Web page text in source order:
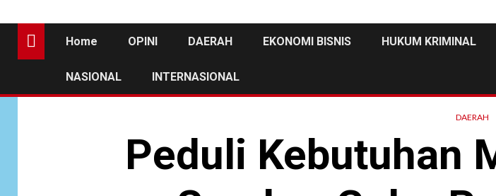
Home OPINI DAERAH EKONOMI BISNIS HUKUM KRIMINAL
NASIONAL INTERNASIONAL
DAERAH
Peduli Kebutuhan